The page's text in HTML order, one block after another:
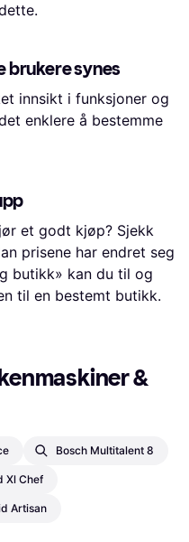
brukere synes
innsikt i funksjoner og
enklere å bestemme
et godt kjøp? Sjekk
prisene har endret seg
butikk» kan du til og
til en bestemt butikk.
&
Bosch Multitalent 8
Xl Chef
Artisan